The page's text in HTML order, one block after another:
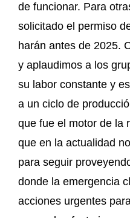
de funcionar. Para
solicitado el permiso
harán antes de 2025.
y aplaudimos a los
su labor constante y
a un ciclo de
que fue el motor de la
que en la actualidad
para seguir
donde la emergencia
acciones urgentes